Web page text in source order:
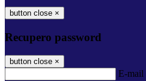
button close ×
Recupero password
button close ×
E-mail